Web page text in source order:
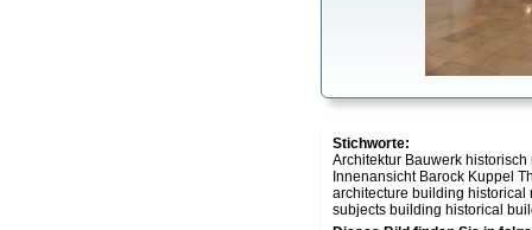
Stichworte:
Architektur Bauwerk
Innenansicht Barock Kuppel
architecture building
subjects building historical